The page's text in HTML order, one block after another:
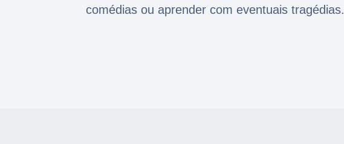
comédias ou aprender com eventuais tragédias.